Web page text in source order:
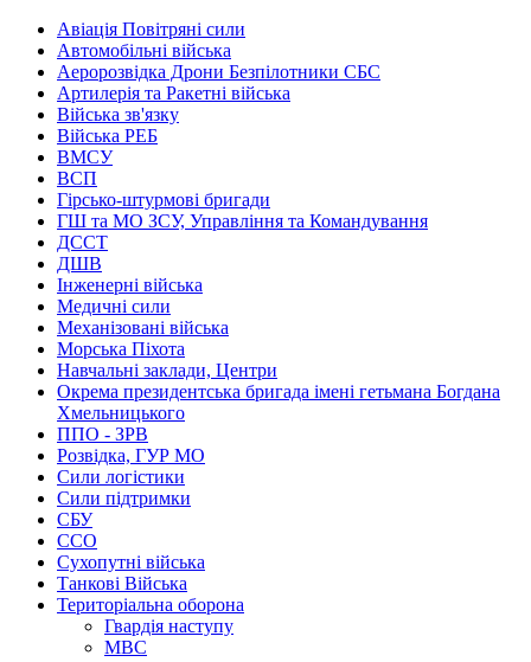
Авіація Повітряні сили
Автомобільні війська
Аеророзвідка Дрони Безпілотники СБС
Артилерія та Ракетні війська
Війська зв'язку
Війська РЕБ
ВМСУ
ВСП
Гірсько-штурмові бригади
ГШ та МО ЗСУ, Управління та Командування
ДССТ
ДШВ
Інженерні війська
Медичні сили
Механізовані війська
Морська Піхота
Навчальні заклади, Центри
Окрема президентська бригада імені гетьмана Богдана
Хмельницького
ППО - ЗРВ
Розвідка, ГУР МО
Сили логістики
Сили підтримки
СБУ
ССО
Сухопутні війська
Танкові Війська
Територіальна оборона
Гвардія наступу
МВС